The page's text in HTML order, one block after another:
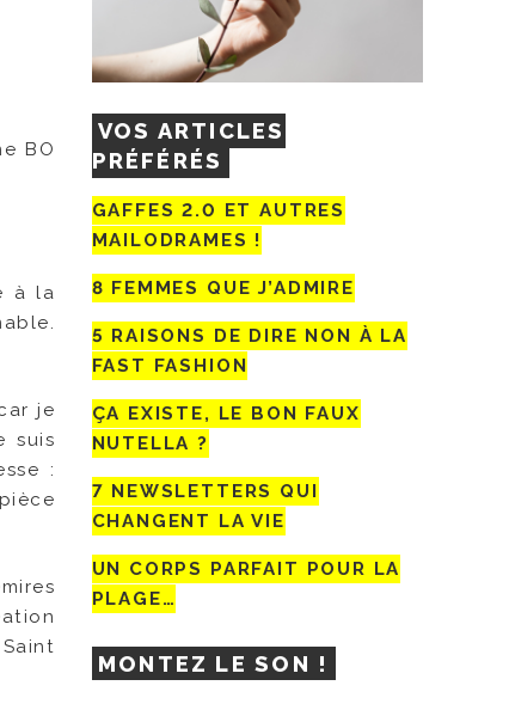
BO
à la
je
suis
:
VOS ARTICLES
PRÉFÉRÉS
GAFFES 2.0 ET AUTRES
MAILODRAMES !
8 FEMMES QUE J’ADMIRE
5 RAISONS DE DIRE NON À LA
FAST FASHION
ÇA EXISTE, LE BON FAUX
NUTELLA ?
7 NEWSLETTERS QUI
CHANGENT LA VIE
UN CORPS PARFAIT POUR LA
PLAGE…
MONTEZ LE SON !